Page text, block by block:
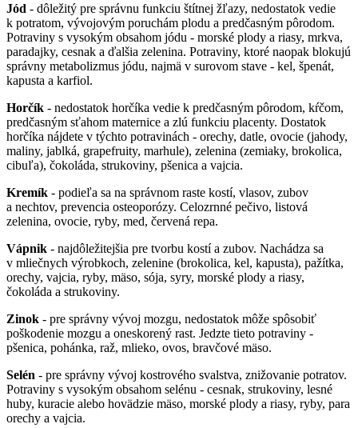
Jód - dôležitý pre správnu funkciu štítnej žľazy, nedostatok vedie
k potratom, vývojovým poruchám plodu a predčasným pôrodom.
Potraviny s vysokým obsahom jódu - morské plody a riasy, mrkva,
paradajky, cesnak a ďalšia zelenina. Potraviny, ktoré naopak blokujú
správny metabolizmus jódu, najmä v surovom stave - kel, špenát,
kapusta a karfiol.
Horčík - nedostatok horčíka vedie k predčasným pôrodom, kŕčom,
predčasným sťahom maternice a zlú funkciu placenty. Dostatok
horčíka nájdete v týchto potravinách - orechy, datle, ovocie (jahody,
maliny, jablká, grapefruity, marhule), zelenina (zemiaky, brokolica,
cibuľa), čokoláda, strukoviny, pšenica a vajcia.
Kremík - podieľa sa na správnom raste kostí, vlasov, zubov
a nechtov, prevencia osteoporózy. Celozrnné pečivo, listová
zelenina, ovocie, ryby, med, červená repa.
Vápnik - najdôležitejšia pre tvorbu kostí a zubov. Nachádza sa
v mliečnych výrobkoch, zelenine (brokolica, kel, kapusta), pažítka,
orechy, vajcia, ryby, mäso, sója, syry, morské plody a riasy,
čokoláda a strukoviny.
Zinok - pre správny vývoj mozgu, nedostatok môže spôsobiť
poškodenie mozgu a oneskorený rast. Jedzte tieto potraviny -
pšenica, pohánka, raž, mlieko, ovos, bravčové mäso.
Selén - pre správny vývoj kostrového svalstva, znižovanie potratov.
Potraviny s vysokým obsahom selénu - cesnak, strukoviny, lesné
huby, kuracie alebo hovädzie mäso, morské plody a riasy, ryby, para
orechy a vajcia.